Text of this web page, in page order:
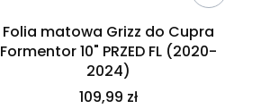
Folia matowa Grizz do Cupra
Formentor 10" PRZED FL (2020-
2024)
109,99 zł